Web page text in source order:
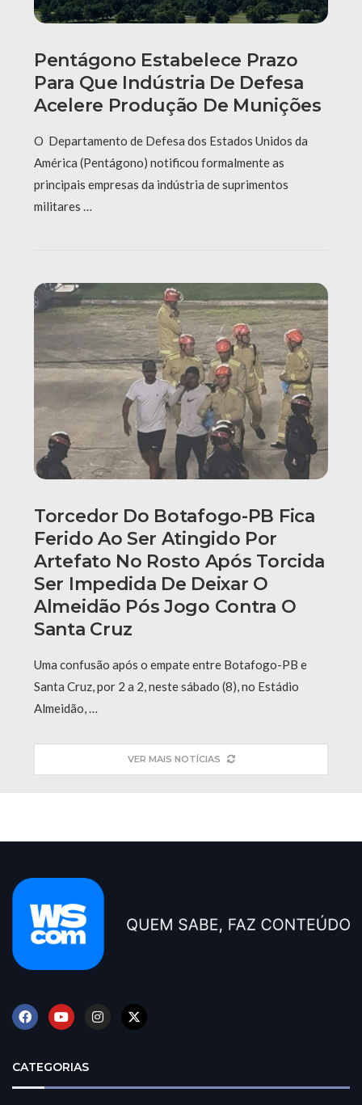
Pentágono Estabelece Prazo
Para Que Indústria De Defesa
Acelere Produção De Munições
O Departamento de Defesa dos Estados Unidos da
América (Pentágono) notificou formalmente as
principais empresas da indústria de suprimentos
militares …
Torcedor Do Botafogo-PB Fica
Ferido Ao Ser Atingido Por
Artefato No Rosto Após Torcida
Ser Impedida De Deixar O
Almeidão Pós Jogo Contra O
Santa Cruz
Uma confusão após o empate entre Botafogo-PB e
Santa Cruz, por 2 a 2, neste sábado (8), no Estádio
Almeidão, …
VER MAIS NOTÍCIAS
CATEGORIAS